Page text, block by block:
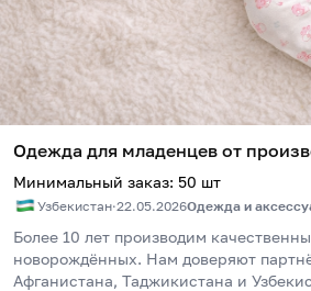
Одежда для младенцев от
Минимальный заказ: 50 шт
Узбекистан·22.05.2026Одежда и
Более 10 лет производим
новорождённых. Нам доверяют
Афганистана, Таджикистана и